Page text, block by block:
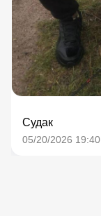
Судак
05/20/2026 19:40